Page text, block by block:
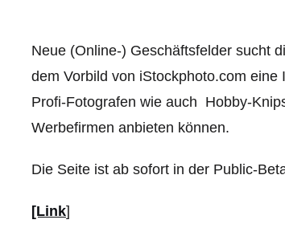
Neue (Online-) Geschäftsfelder sucht
dem Vorbild von iStockphoto.com
Profi-Fotografen wie auch Hobby-
Werbefirmen anbieten können.
Die Seite ist ab sofort in der Public-
[Link]